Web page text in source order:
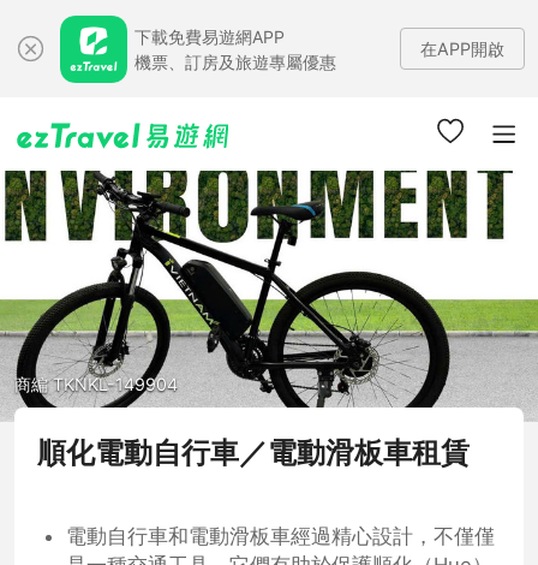
下載免費易遊網APP
機票、訂房及旅遊專屬優惠
在APP開啟
商編 TKNKL-149904
順化電動自行車／電動滑板車租賃
電動自行車和電動滑板車經過精心設計，不僅僅